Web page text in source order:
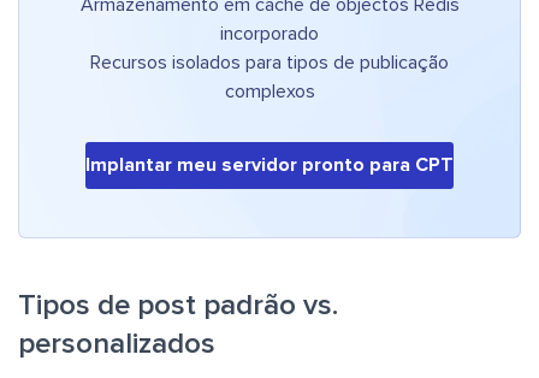
Armazenamento em cache de objectos Redis
incorporado
Recursos isolados para tipos de publicação
complexos
Implantar meu servidor pronto para CPT
Tipos de post padrão vs.
personalizados